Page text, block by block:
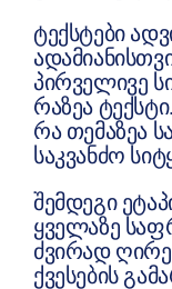
ტექსტები
პირველივე
რაზეა
რა თემაზეა
საკვანძო
შემდეგი
ყველაზე
ძვირად
ქვესების